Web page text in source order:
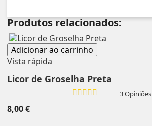
Produtos relacionados:
Adicionar ao carrinho
Vista rápida
Licor de Groselha Preta
3 Opiniões
8,00 €